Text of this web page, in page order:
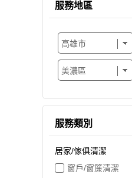
服務地區
服務類別
居家/傢俱清潔
窗戶/窗簾清潔